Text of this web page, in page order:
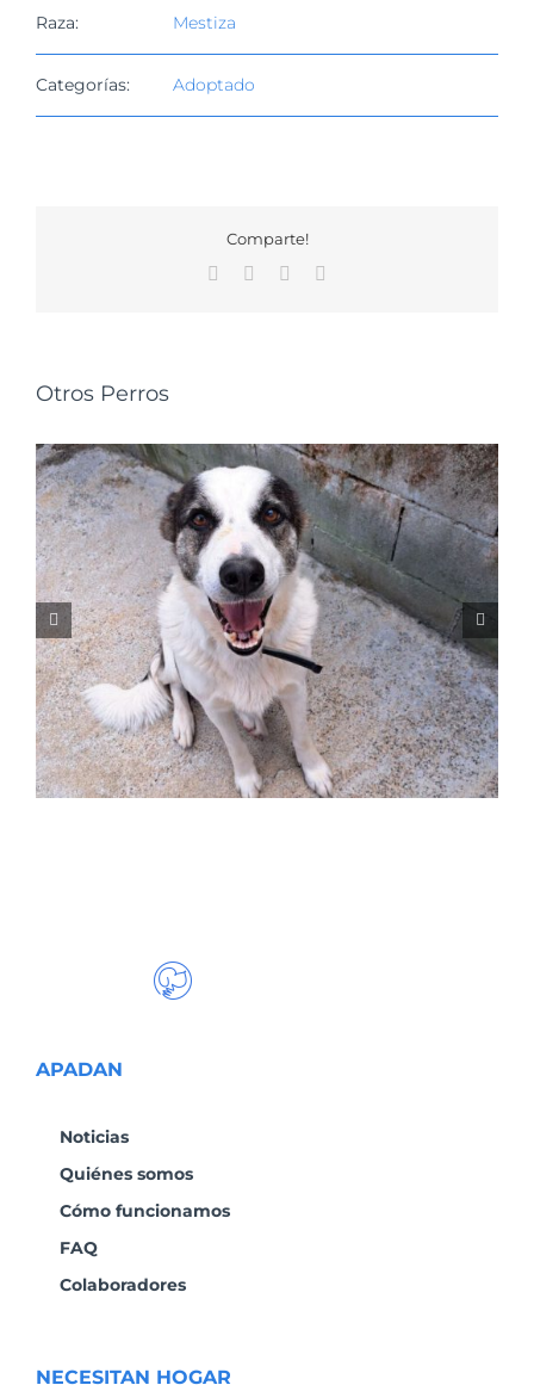
Raza: Mestiza
Categorías: Adoptado
Comparte!
Facebook WhatsApp
Otros Perros
NALA
APADAN
Noticias
Quiénes somos
Cómo funcionamos
FAQ
Colaboradores
NECESITAN HOGAR